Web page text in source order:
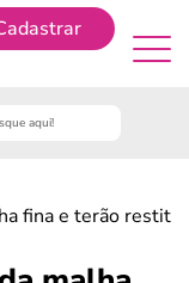
fina e terão